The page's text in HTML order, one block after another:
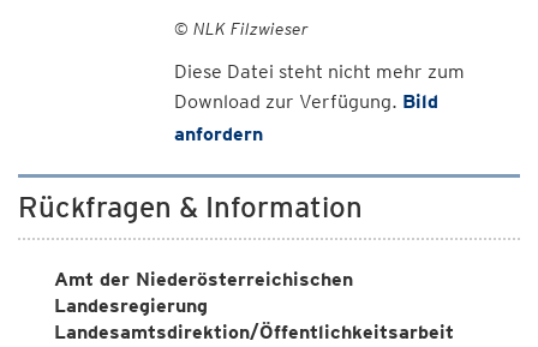
© NLK Filzwieser
Diese Datei steht nicht mehr zum
Download zur Verfügung. Bild
anfordern
Rückfragen & Information
Amt der Niederösterreichischen
Landesregierung
Landesamtsdirektion/Öffentlichkeitsarbeit